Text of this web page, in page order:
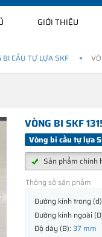
GIỚI THIỆU
BI CẦU TỰ LỰA SKF
VÒNG BI SKF
Vòng bi cầu tự lựa
Sản phẩm chính
Thông số sản phẩm
Đường kính trong
Đường kính ngoài
Độ dày (B): 37 mm